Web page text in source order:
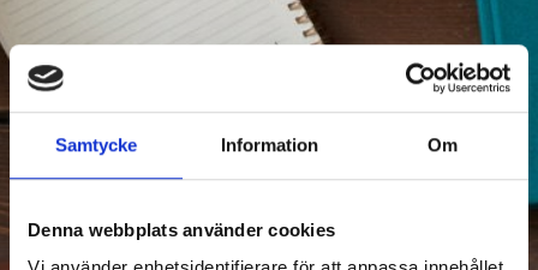
Samtycke Information Om
Denna webbplats använder cookies